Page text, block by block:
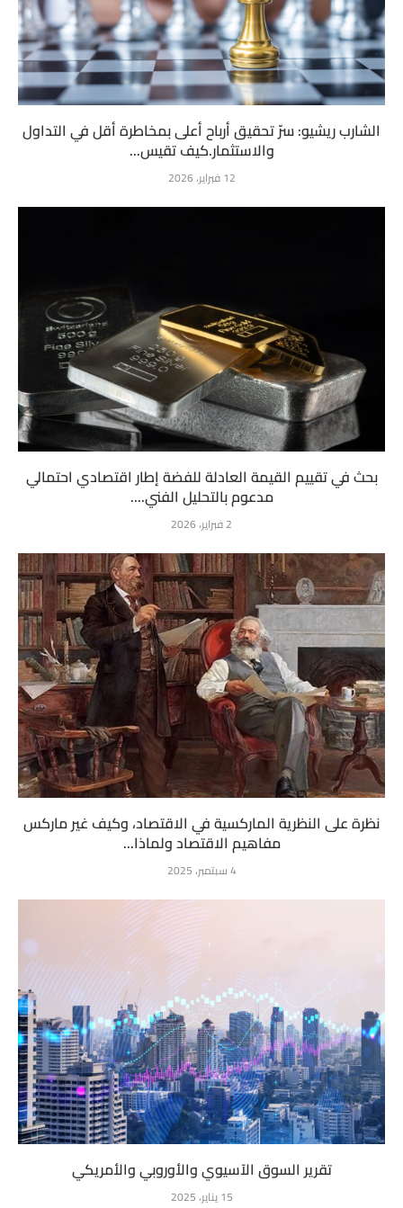
الشارب ريشيو: سرّ تحقيق أرباح أعلى بمخاطرة أقل في التداول
والاستثمار.كيف تقيس...
12 فبراير، 2026
بحث في تقييم القيمة العادلة للفضة إطار اقتصادي احتمالي
مدعوم بالتحليل الفني....
2 فبراير، 2026
نظرة على النظرية الماركسية في الاقتصاد، وكيف غير ماركس
مفاهيم الاقتصاد ولماذا...
4 سبتمبر، 2025
تقرير السوق الآسيوي والأوروبي والأمريكي
15 يناير، 2025